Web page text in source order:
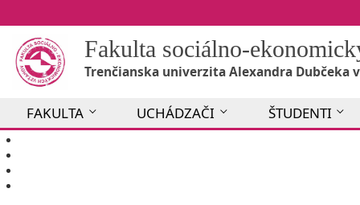
Fakulta sociálno-
Trenčianska univerzita Alexandra Dubčeka
FAKULTA UCHÁDZAČI ŠTUDENTI